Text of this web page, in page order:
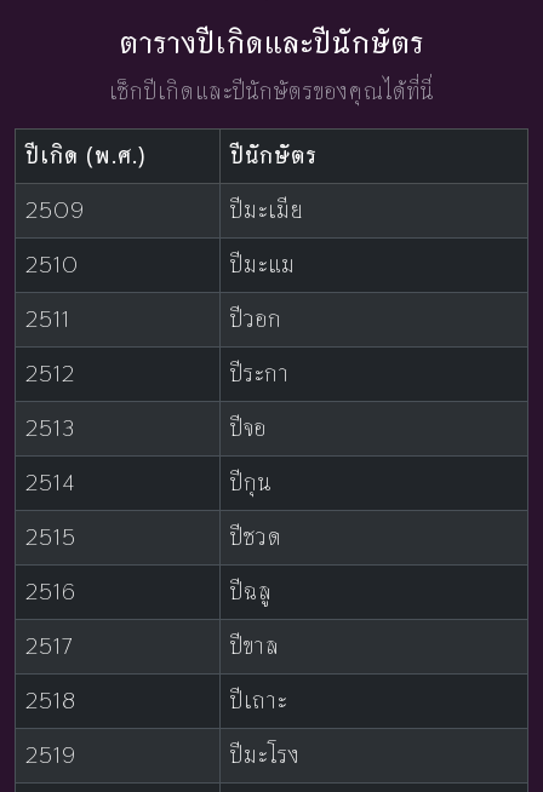
ตารางปีเกิดและปีนักษัตร
เช็กปีเกิดและปีนักษัตรของคุณได้ที่นี่
ปีเกิด (พ.ศ.)
ปีนักษัตร
2509
ปีมะเมีย
2510
ปีมะแม
2511
ปีวอก
2512
ปีระกา
2513
ปีจอ
2514
ปีกุน
2515
ปีชวด
2516
ปีฉลู
2517
ปีขาล
2518
ปีเถาะ
2519
ปีมะโรง